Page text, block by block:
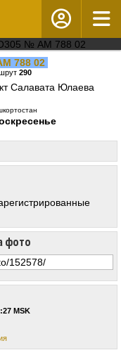
788 02
290
Салавата Юлаева
MSK
фото